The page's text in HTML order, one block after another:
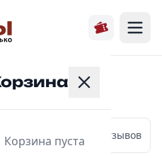
Главная
Корзина пуста
Здесь
отзывов